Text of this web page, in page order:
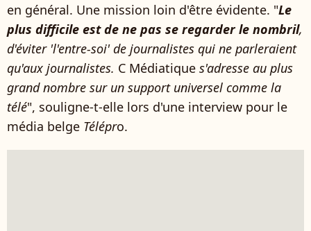
en général. Une mission loin d'être évidente. "Le
plus difficile est de ne pas se regarder le nombril,
d'éviter 'l'entre-soi' de journalistes qui ne parleraient
qu'aux journalistes. C Médiatique s'adresse au plus
grand nombre sur un support universel comme la
télé", souligne-t-elle lors d'une interview pour le
média belge Télépro.